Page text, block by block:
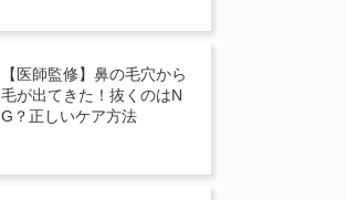
【医師監修】鼻の毛穴から
毛が出てきた！抜くのはN
G？正しいケア方法